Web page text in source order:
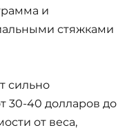
и
стяжками
сильно
30-40 долларов до
от веса,